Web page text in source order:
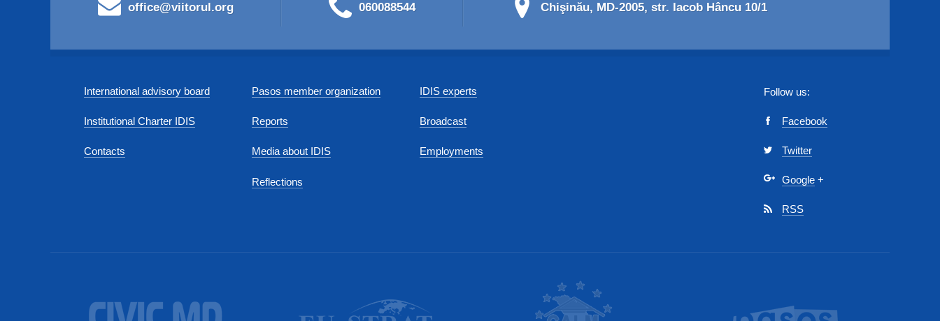
office@viitorul.org 060088544 Chişinău, MD-2005, str. Iacob Hâncu 10/1
International advisory board
Institutional Charter IDIS
Contacts
Pasos member organization
Reports
Media about IDIS
Reflections
IDIS experts
Broadcast
Employments
Follow us:
Facebook
Twitter
Google +
RSS